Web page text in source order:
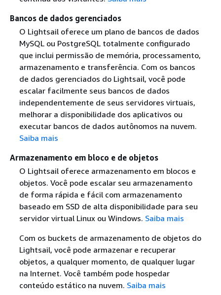
Bancos de dados gerenciados
O Lightsail oferece um plano de bancos de dados
MySQL ou PostgreSQL totalmente configurado
que inclui permissão de memória, processamento,
armazenamento e transferência. Com os bancos
de dados gerenciados do Lightsail, você pode
escalar facilmente seus bancos de dados
independentemente de seus servidores virtuais,
melhorar a disponibilidade dos aplicativos ou
executar bancos de dados autônomos na nuvem.
Saiba mais
Armazenamento em bloco e de objetos
O Lightsail oferece armazenamento em blocos e
objetos. Você pode escalar seu armazenamento
de forma rápida e fácil com armazenamento
baseado em SSD de alta disponibilidade para seu
servidor virtual Linux ou Windows. Saiba mais
Com os buckets de armazenamento de objetos do
Lightsail, você pode armazenar e recuperar
objetos, a qualquer momento, de qualquer lugar
na Internet. Você também pode hospedar
conteúdo estático na nuvem. Saiba mais